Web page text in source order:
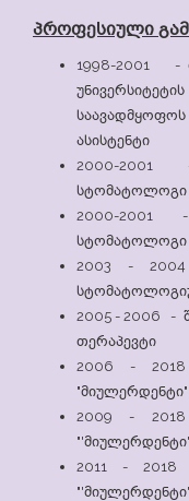
პროფესიული
1998-2001 -
საავადმყოფოს
ასისტენტი
2000-2001
სტომატოლოგი
2000-2001 -
სტომატოლოგი
2003 -
2005 - 2006 -
თერაპევტი
2006 -
2009 -
2011 -